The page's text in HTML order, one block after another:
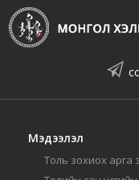
Мэдээлэл
Толь зохиох арга